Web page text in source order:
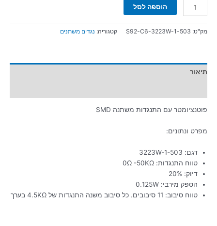
הוספה לסל
מק"ט: S92-C6-3223W-1-503 קטגוריה: נגדים משתנים
תיאור
פוטנציומטר עם התנגדות משתנה SMD
מפרט ונתונים:
דגם: 3223W-1-503
טווח התנגדות: 0Ω -50KΩ
דיוק: 20%
הספק מירבי: 0.125W
טווח סיבוב: 11 סיבובים. כל סיבוב משנה התנגדות של 4.5KΩ בערך